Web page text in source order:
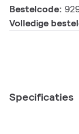
Bestelcode:
Volledige
Specificaties